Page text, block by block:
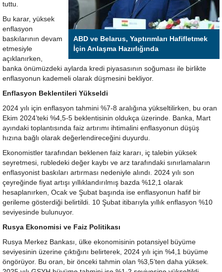
ABD ve Belarus, Yaptırımları Hafifletmek
İçin Anlaşma Hazırlığında
tuttu.
Bu karar, yüksek
enflasyon
baskılarının devam
etmesiyle
açıklanırken,
banka önümüzdeki aylarda kredi piyasasının soğuması ile birlikte
enflasyonun kademeli olarak düşmesini bekliyor.
Enflasyon Beklentileri Yükseldi
2024 yılı için enflasyon tahmini %7-8 aralığına yükseltilirken, bu oran
Ekim 2024’teki %4,5-5 beklentisinin oldukça üzerinde. Banka, Mart
ayındaki toplantısında faiz artırımı ihtimalini enflasyonun düşüş
hızına bağlı olarak değerlendireceğini duyurdu.
Ekonomistler tarafından beklenen faiz kararı, iç talebin yüksek
seyretmesi, rubledeki değer kaybı ve arz tarafındaki sınırlamaların
enflasyonist baskıları artırması nedeniyle alındı. 2024 yılı son
çeyreğinde fiyat artışı yıllıklandırılmış bazda %12,1 olarak
hesaplanırken, Ocak ve Şubat başında ise enflasyonun hafif bir
gerileme gösterdiği belirtildi. 10 Şubat itibarıyla yıllık enflasyon %10
seviyesinde bulunuyor.
Rusya Ekonomisi ve Faiz Politikası
Rusya Merkez Bankası, ülke ekonomisinin potansiyel büyüme
seviyesinin üzerine çıktığını belirterek, 2024 yılı için %4,1 büyüme
öngörüyor. Bu oran, bir önceki tahmin olan %3,5’ten daha yüksek.